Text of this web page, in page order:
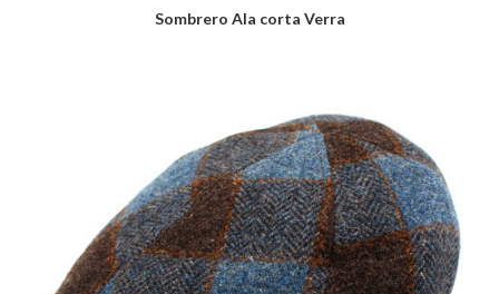
Sombrero Ala corta Verra